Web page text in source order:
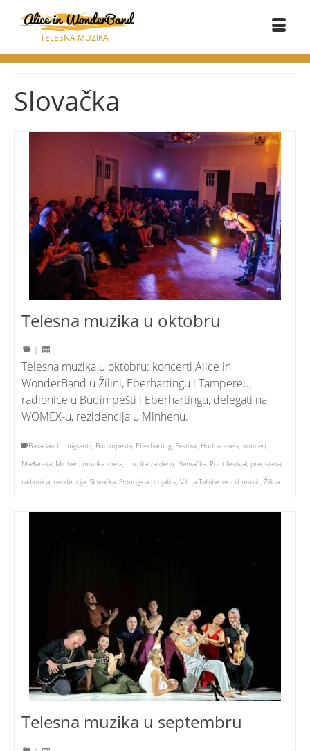
TELESNA MUZIKA
Slovačka
Telesna muzika u oktobru
|
Telesna muzika u oktobru: koncerti Alice in
WonderBand u Žilini, Eberhartingu i Tampereu,
radionice u Budimpešti i Eberhartingu, delegati na
WOMEX-u, rezidencija u Minhenu.
Bavarian Immigrants, Budimpešta, Eberharting, Festival, Hudba sveta, koncert,
Mađarska, Minhen, muzika sveta, muzika za decu, Nemačka, Pont festival, predstava,
radionica, rezidencija, Slovačka, Stonogica brojalica, Vilma Talvitie, world music, Žilina
Telesna muzika u septembru